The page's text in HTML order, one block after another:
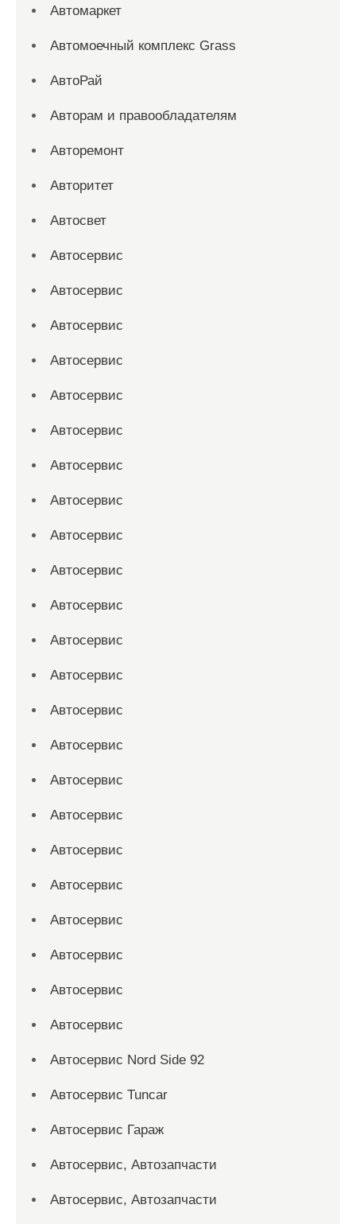
Автомаркет
Автомоечный комплекс Grass
АвтоРай
Авторам и правообладателям
Авторемонт
Авторитет
Автосвет
Автосервис
Автосервис
Автосервис
Автосервис
Автосервис
Автосервис
Автосервис
Автосервис
Автосервис
Автосервис
Автосервис
Автосервис
Автосервис
Автосервис
Автосервис
Автосервис
Автосервис
Автосервис
Автосервис
Автосервис
Автосервис
Автосервис
Автосервис
Автосервис Nord Side 92
Автосервис Tuncar
Автосервис Гараж
Автосервис, Автозапчасти
Автосервис, Автозапчасти